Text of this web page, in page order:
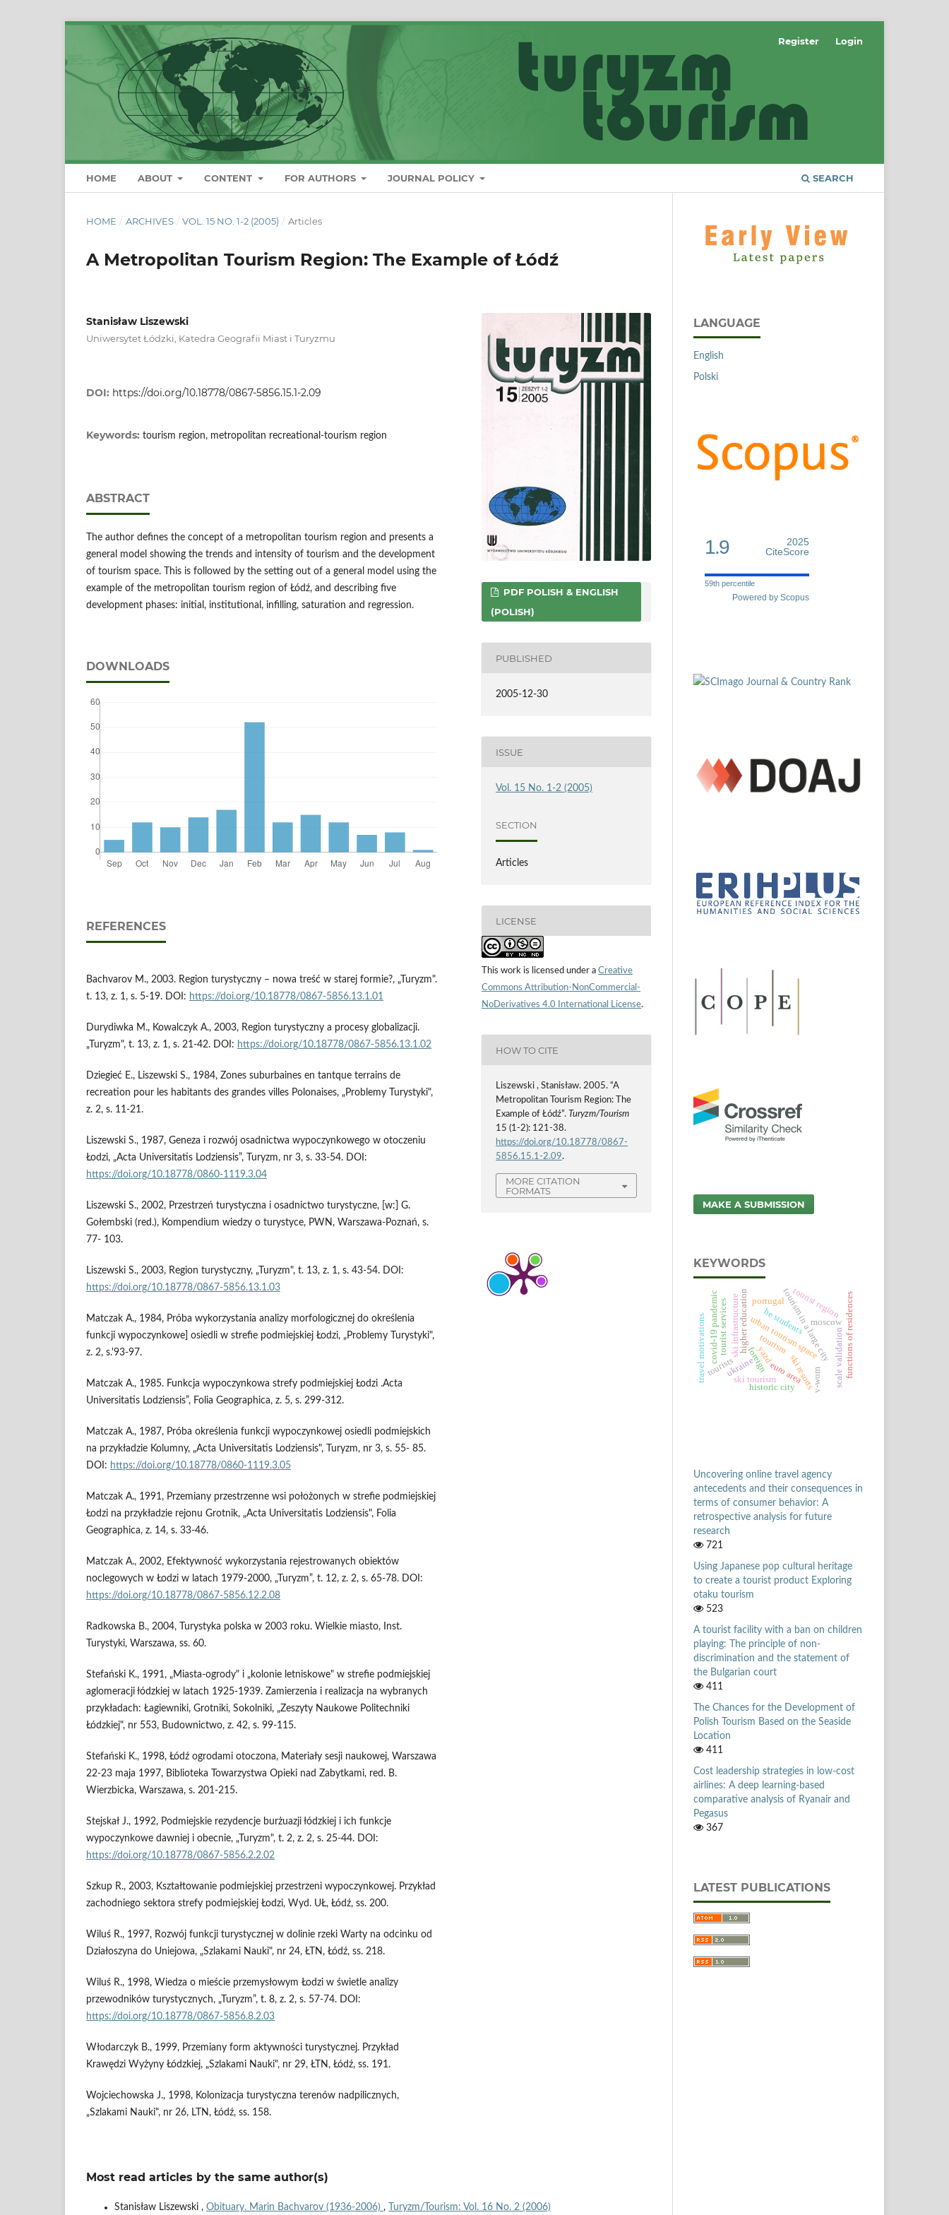
HOME ABOUT CONTENT FOR AUTHORS JOURNAL POLICY SEARCH
Register Login
HOME / ARCHIVES / VOL. 15 NO. 1-2 (2005) / Articles
A Metropolitan Tourism Region: The Example of Łódź
Stanisław Liszewski
Uniwersytet Łódzki, Katedra Geografii Miast i Turyzmu
DOI: https://doi.org/10.18778/0867-5856.15.1-2.09
Keywords: tourism region, metropolitan recreational-tourism region
ABSTRACT
The author defines the concept of a metropolitan tourism region and presents a
general model showing the trends and intensity of tourism and the development
of tourism space. This is followed by the setting out of a general model using the
example of the metropolitan tourism region of Łódź, and describing five
development phases: initial, institutional, infilling, saturation and regression.
DOWNLOADS
REFERENCES
Bachvarov M., 2003. Region turystyczny – nowa treść w starej formie?, „Turyzm".
t. 13, z. 1, s. 5-19. DOI: https://doi.org/10.18778/0867-5856.13.1.01
Durydiwka M., Kowalczyk A., 2003, Region turystyczny a procesy globalizacji.
„Turyzm", t. 13, z. 1, s. 21-42. DOI: https://doi.org/10.18778/0867-5856.13.1.02
Dziegieć E., Liszewski S., 1984, Zones suburbaines en tantque terrains de
recreation pour les habitants des grandes villes Polonaises, „Problemy Turystyki",
z. 2, s. 11-21.
Liszewski S., 1987, Geneza i rozwój osadnictwa wypoczynkowego w otoczeniu
Łodzi, „Acta Universitatis Lodziensis”, Turyzm, nr 3, s. 33-54. DOI:
https://doi.org/10.18778/0860-1119.3.04
Liszewski S., 2002, Przestrzeń turystyczna i osadnictwo turystyczne, [w:] G.
Gołembski (red.), Kompendium wiedzy o turystyce, PWN, Warszawa-Poznań, s.
77- 103.
Liszewski S., 2003, Region turystyczny, „Turyzm", t. 13, z. 1, s. 43-54. DOI:
https://doi.org/10.18778/0867-5856.13.1.03
Matczak A., 1984, Próba wykorzystania analizy morfologicznej do określenia
funkcji wypoczynkowe] osiedli w strefie podmiejskiej Łodzi, „Problemy Turystyki",
z. 2, s.'93-97.
Matczak A., 1985. Funkcja wypoczynkowa strefy podmiejskiej Łodzi .Acta
Universitatis Lodziensis”, Folia Geographica, z. 5, s. 299-312.
Matczak A., 1987, Próba określenia funkcji wypoczynkowej osiedli podmiejskich
na przykładzie Kolumny, „Acta Universitatis Lodziensis", Turyzm, nr 3, s. 55- 85.
DOI: https://doi.org/10.18778/0860-1119.3.05
Matczak A., 1991, Przemiany przestrzenne wsi położonych w strefie podmiejskiej
Łodzi na przykładzie rejonu Grotnik, „Acta Universitatis Lodziensis", Folia
Geographica, z. 14, s. 33-46.
Matczak A., 2002, Efektywność wykorzystania rejestrowanych obiektów
noclegowych w Łodzi w latach 1979-2000, „Turyzm”, t. 12, z. 2, s. 65-78. DOI:
https://doi.org/10.18778/0867-5856.12.2.08
Radkowska B., 2004, Turystyka polska w 2003 roku. Wielkie miasto, Inst.
Turystyki, Warszawa, ss. 60.
Stefański K., 1991, „Miasta-ogrody" i „kolonie letniskowe" w strefie podmiejskiej
aglomeracji łódzkiej w latach 1925-1939. Zamierzenia i realizacja na wybranych
przykładach: Łagiewniki, Grotniki, Sokolniki, „Zeszyty Naukowe Politechniki
Łódzkiej", nr 553, Budownictwo, z. 42, s. 99-115.
Stefański K., 1998, Łódź ogrodami otoczona, Materiały sesji naukowej, Warszawa
22-23 maja 1997, Biblioteka Towarzystwa Opieki nad Zabytkami, red. B.
Wierzbicka, Warszawa, s. 201-215.
Stejskał J., 1992, Podmiejskie rezydencje burżuazji łódzkiej i ich funkcje
wypoczynkowe dawniej i obecnie, „Turyzm", t. 2, z. 2, s. 25-44. DOI:
https://doi.org/10.18778/0867-5856.2.2.02
Szkup R., 2003, Kształtowanie podmiejskiej przestrzeni wypoczynkowej. Przykład
zachodniego sektora strefy podmiejskiej Łodzi, Wyd. UŁ, Łódź, ss. 200.
Wiluś R., 1997, Rozwój funkcji turystycznej w dolinie rzeki Warty na odcinku od
Działoszyna do Uniejowa, „Szlakami Nauki", nr 24, ŁTN, Łódź, ss. 218.
Wiluś R., 1998, Wiedza o mieście przemysłowym Łodzi w świetle analizy
przewodników turystycznych, „Turyzm”, t. 8, z. 2, s. 57-74. DOI:
https://doi.org/10.18778/0867-5856.8.2.03
Włodarczyk B., 1999, Przemiany form aktywności turystycznej. Przykład
Krawędzi Wyżyny Łódzkiej, „Szlakami Nauki", nr 29, ŁTN, Łódź, ss. 191.
Wojciechowska J., 1998, Kolonizacja turystyczna terenów nadpilicznych,
„Szlakami Nauki", nr 26, LTN, Łódź, ss. 158.
PDF POLISH & ENGLISH
(POLISH)
PUBLISHED
2005-12-30
ISSUE
Vol. 15 No. 1-2 (2005)
SECTION
Articles
LICENSE
This work is licensed under a Creative
Commons Attribution-NonCommercial-
NoDerivatives 4.0 International License.
HOW TO CITE
Liszewski , Stanisław. 2005. “A
Metropolitan Tourism Region: The
Example of Łódź”. Turyzm/Tourism
15 (1-2): 121-38.
https://doi.org/10.18778/0867-
5856.15.1-2.09.
MORE CITATION
FORMATS
Most read articles by the same author(s)
Stanisław Liszewski , Obituary. Marin Bachvarov (1936-2006) ,
Turyzm/Tourism: Vol. 16 No. 2 (2006)
LANGUAGE
English
Polski
1.9
2025
CiteScore
59th percentile
Powered by Scopus
MAKE A SUBMISSION
KEYWORDS
tourism
higher education he students
foreign
ukraine
urban tourism space
tourism in a large city
moscow
tourist region functions of residences
ski resorts
ski tourism
ski infrastructure
tourists
historic city
yazd
covid-19 pandemictourist services
travel motivations
portugal
scale validation
v-wom
euro area
Uncovering online travel agency
antecedents and their consequences in
terms of consumer behavior: A
retrospective analysis for future
research
721
Using Japanese pop cultural heritage
to create a tourist product Exploring
otaku tourism
523
A tourist facility with a ban on children
playing: The principle of non-
discrimination and the statement of
the Bulgarian court
411
The Chances for the Development of
Polish Tourism Based on the Seaside
Location
411
Cost leadership strategies in low-cost
airlines: A deep learning-based
comparative analysis of Ryanair and
Pegasus
367
LATEST PUBLICATIONS